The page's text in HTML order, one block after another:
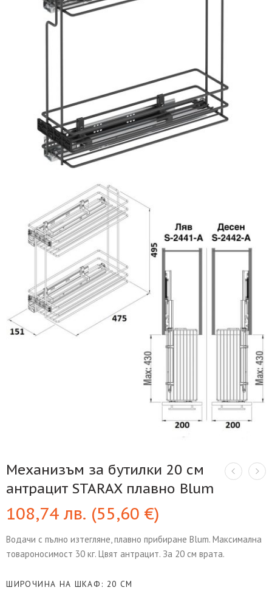
Механизъм за бутилки 20 см
антрацит STARAX плавно Blum
108,74лв. (55,60€)
Водачи с пълно изтегляне, плавно прибиране Blum. Максимална
товароносимост 30 кг. Цвят антрацит. За 20 см врата.
ШИРОЧИНА НА ШКАФ 20 СМ